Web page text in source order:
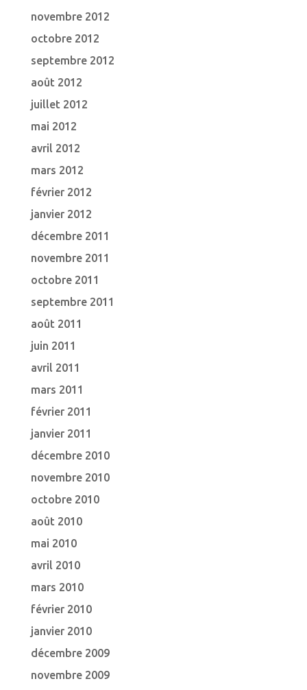
novembre 2012
octobre 2012
septembre 2012
août 2012
juillet 2012
mai 2012
avril 2012
mars 2012
février 2012
janvier 2012
décembre 2011
novembre 2011
octobre 2011
septembre 2011
août 2011
juin 2011
avril 2011
mars 2011
février 2011
janvier 2011
décembre 2010
novembre 2010
octobre 2010
août 2010
mai 2010
avril 2010
mars 2010
février 2010
janvier 2010
décembre 2009
novembre 2009